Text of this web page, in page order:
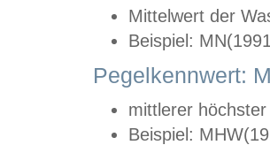
Mittelwert der
Beispiel:
Pegelkennwert:
mittlerer
Beispiel: